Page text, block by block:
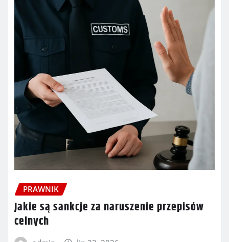
PRAWNIK
Jakie są sankcje za naruszenie przepisów
celnych